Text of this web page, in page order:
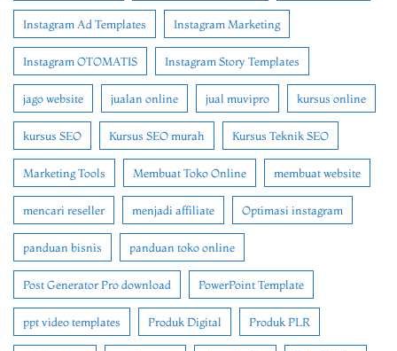
Instagram Ad Templates Instagram Marketing
Instagram OTOMATIS Instagram Story Templates
jago website jualan online jual muvipro kursus online
kursus SEO Kursus SEO murah Kursus Teknik SEO
Marketing Tools Membuat Toko Online membuat website
mencari reseller menjadi affiliate Optimasi instagram
panduan bisnis panduan toko online
Post Generator Pro download PowerPoint Template
ppt video templates Produk Digital Produk PLR